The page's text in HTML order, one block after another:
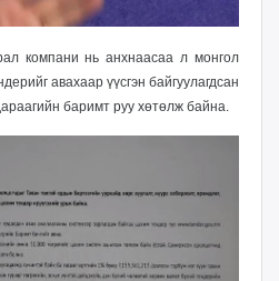
компани нь анхнаасаа л монгол
авахаар үүсгэн байгуулагдсан
баримт руу хөтөлж байна.